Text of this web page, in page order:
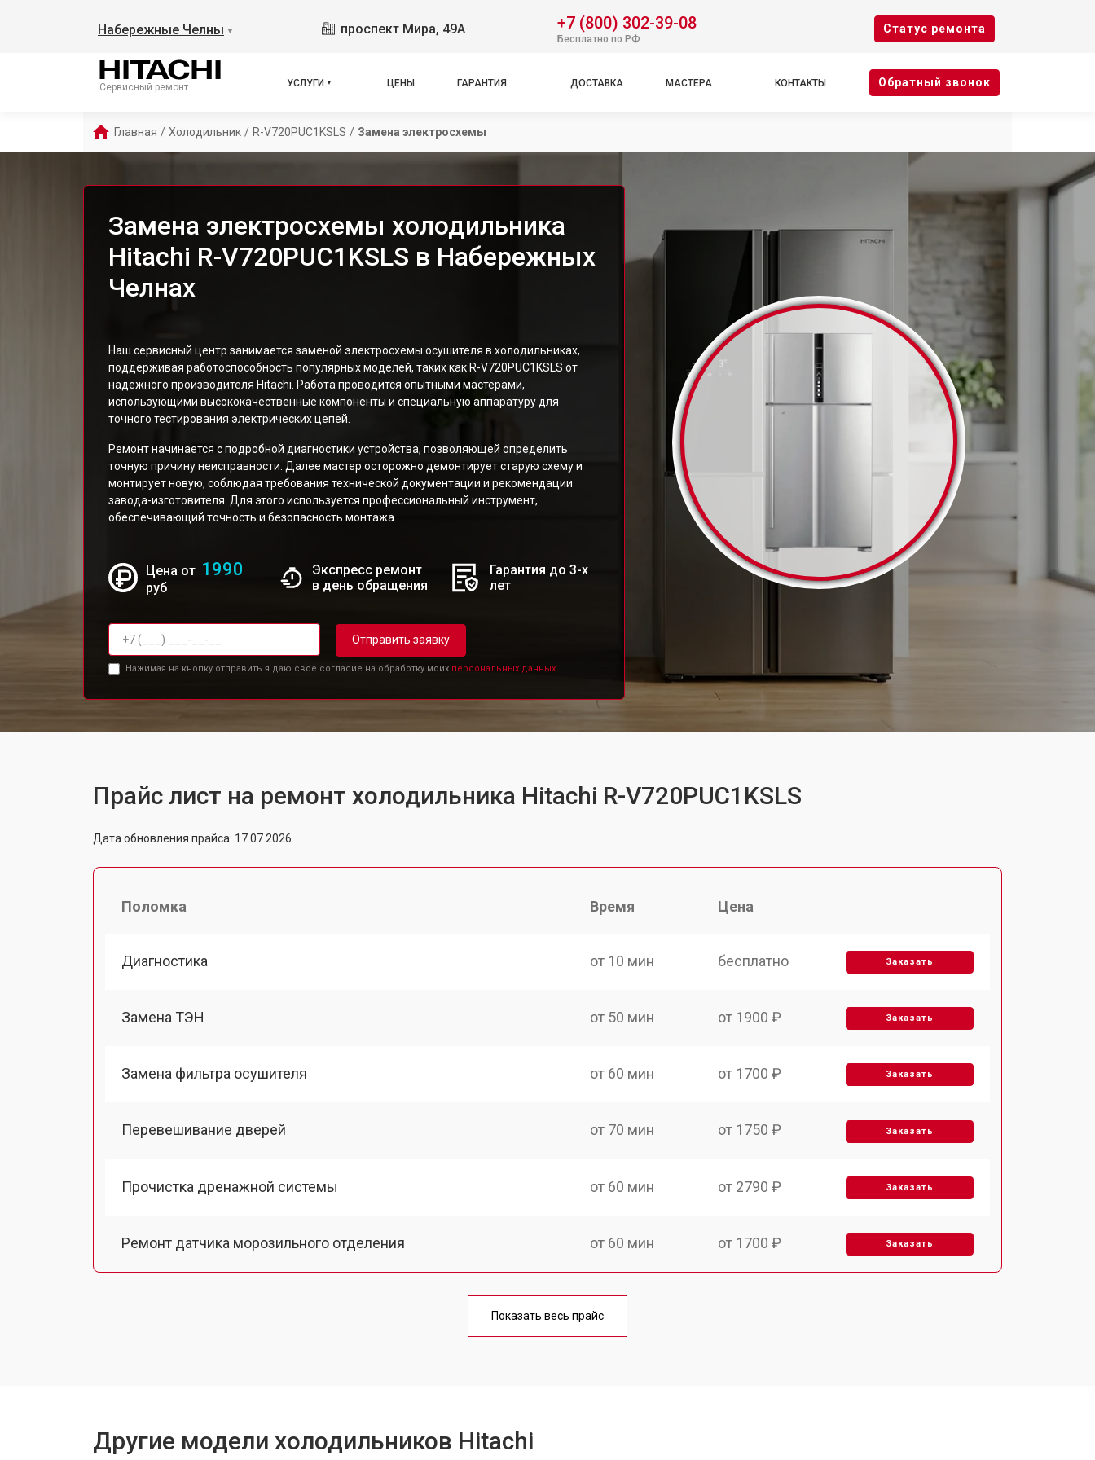
Набережные Челны ▼ проспект Мира, 49А +7 (800) 302-39-08
Бесплатно по РФ
Cтатус ремонта
Сервисный ремонт УСЛУГИ ЦЕНЫ ГАРАНТИЯ ДОСТАВКА МАСТЕРА КОНТАКТЫ Oбратный звонок
Главная / Холодильник / R-V720PUC1KSLS / Замена электросхемы
Замена электросхемы холодильника
Hitachi R-V720PUC1KSLS в Набережных
Челнах
Наш сервисный центр занимается заменой электросхемы осушителя в холодильниках,
поддерживая работоспособность популярных моделей, таких как R-V720PUC1KSLS от
надежного производителя Hitachi. Работа проводится опытными мастерами,
использующими высококачественные компоненты и специальную аппаратуру для
точного тестирования электрических цепей.
Ремонт начинается с подробной диагностики устройства, позволяющей определить
точную причину неисправности. Далее мастер осторожно демонтирует старую схему и
монтирует новую, соблюдая требования технической документации и рекомендации
завода-изготовителя. Для этого используется профессиональный инструмент,
обеспечивающий точность и безопасность монтажа.
Цена от 1990
руб
Экспресс ремонт
в день обращения
Гарантия до 3-х
лет
Отправить заявку
Нажимая на кнопку отправить я даю свое согласие на обработку моих персональных данных.
Прайс лист на ремонт холодильника Hitachi R-V720PUC1KSLS
Дата обновления прайса: 17.07.2026
Поломка Время Цена
Диагностика от 10 мин бесплатно Заказать
Замена ТЭН от 50 мин от 1900 ₽ Заказать
Замена фильтра осушителя от 60 мин от 1700 ₽ Заказать
Перевешивание дверей от 70 мин от 1750 ₽ Заказать
Прочистка дренажной системы от 60 мин от 2790 ₽ Заказать
Ремонт датчика морозильного отделения от 60 мин от 1700 ₽ Заказать
от 50 мин
Показать весь прайс
Другие модели холодильников Hitachi